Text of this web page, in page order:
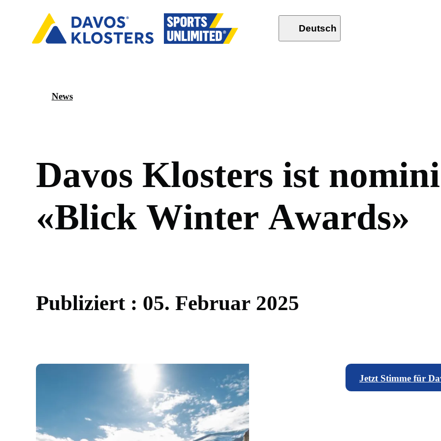
Deutsch
News
Davos Klosters ist nomini
«Blick Winter Awards»
Publiziert : 05. Februar 2025
Jetzt Stimme für